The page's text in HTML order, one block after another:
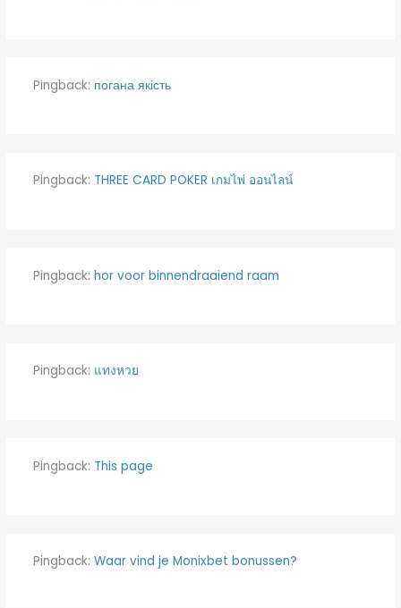
Pingback: погана якість
Pingback: THREE CARD POKER เกมไพ่ ออนไลน์
Pingback: hor voor binnendraaiend raam
Pingback: แทงหวย
Pingback: This page
Pingback: Waar vind je Monixbet bonussen?